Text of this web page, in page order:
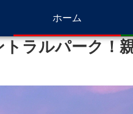
ホーム
ラルパーク！